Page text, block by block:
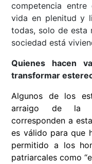
competencia
vida en plenitud y
todas, solo de esta
sociedad está
Quienes hacen
transformar
Algunos de los
arraigo de la
corresponden a
es válido para que
permitido a los
patriarcales como